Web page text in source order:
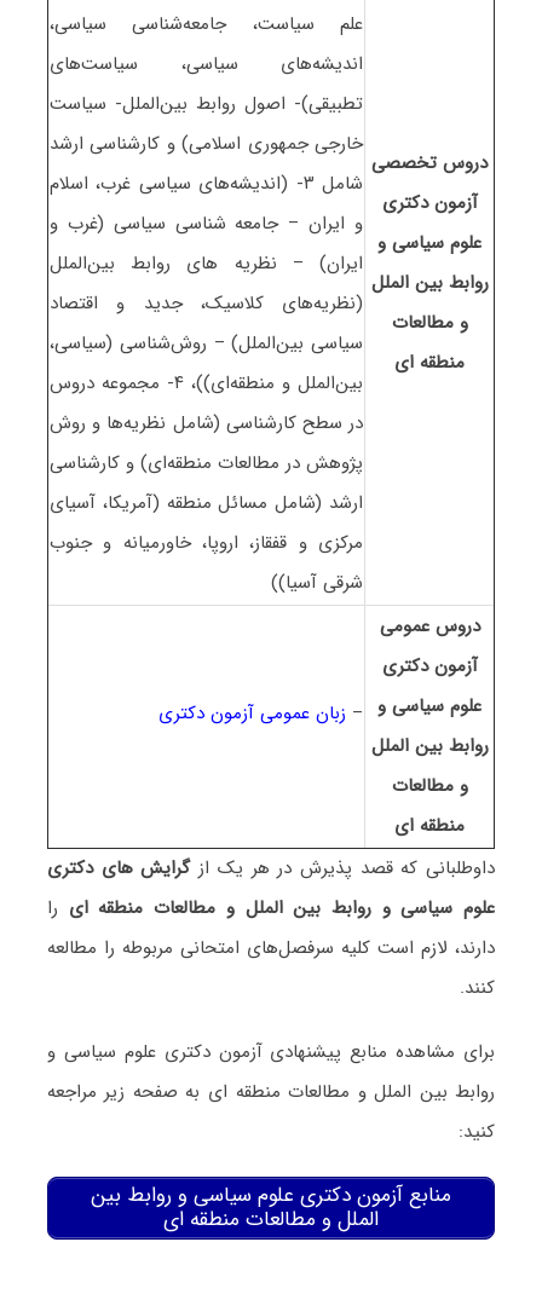
دروس تخصصی
آزمون دکتری
ﻋﻠﻮم ﺳﻴﺎسی و
رواﺑﻂ بین اﻟﻤﻠﻞ
و مطالعات
منطقه ای
علم سیاست، جامعه‌شناسی سیاسی،
اندیشه‌های سیاسی، سیاست‌های
تطبیقی)- اصول روابط بین‌الملل- سیاست
خارجی جمهوری اسلامی) و کارشناسی ارشد
شامل ۳- (اندیشه‌های سیاسی غرب، اسلام
و ایران – جامعه شناسی سیاسی (غرب و
ایران) – نظریه های روابط بین‌الملل
(نظریه‌های کلاسیک، جدید و اقتصاد
سیاسی بین‌الملل) – روش‌شناسی (سیاسی،
بین‌الملل و منطقه‌ای))، ۴- مجموعه دروس
در سطح کارشناسی (ﺷﺎﻣﻞ ﻧﻈﺮﻳﻪﻫﺎ و روش
ﭘﮋوﻫﺶ در ﻣﻄﺎﻟﻌﺎت ﻣﻨﻄﻘﻪای) و ﻛﺎرﺷﻨﺎسی
ارﺷﺪ (ﺷﺎﻣﻞ ﻣﺴﺎﺋﻞ ﻣﻨﻄﻘﻪ (آﻣﺮﻳﻜﺎ، آﺳﻴﺎی
ﻣﺮﻛﺰی و ﻗﻔﻘﺎز، اروﭘﺎ، ﺧﺎورﻣﻴﺎﻧﻪ و ﺟﻨﻮب
ﺷﺮقی آﺳﻴﺎ))
دروس عمومی
آزمون دکتری
ﻋﻠﻮم ﺳﻴﺎسی و
رواﺑﻂ بین اﻟﻤﻠﻞ
و مطالعات
منطقه ای
– زبان عمومی آزمون دکتری
داوطلبانی که قصد پذیرش در هر یک از گرایش های دکتری
ﻋﻠﻮم ﺳﻴﺎسی و رواﺑﻂ بین اﻟﻤﻠﻞ و مطالعات منطقه ای را
دارند، لازم است کلیه سرفصل‌های امتحانی مربوطه را مطالعه
کنند.
برای مشاهده منابع پیشنهادی آزمون دکتری ﻋﻠﻮم ﺳﻴﺎسی و
رواﺑﻂ بین اﻟﻤﻠﻞ و مطالعات منطقه ای به صفحه زیر مراجعه
کنید:
منابع آزمون دکتری ﻋﻠﻮم ﺳﻴﺎسی و رواﺑﻂ بین
اﻟﻤﻠﻞ و مطالعات منطقه ای